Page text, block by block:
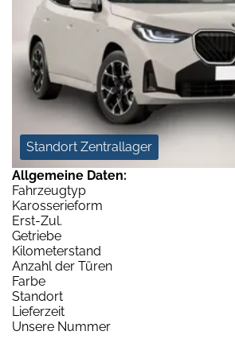
Standort Zentrallager
Allgemeine Daten:
Fahrzeugtyp
Karosserieform
Erst-Zul.
Getriebe
Kilometerstand
Anzahl der Türen
Farbe
Standort
Lieferzeit
Unsere Nummer